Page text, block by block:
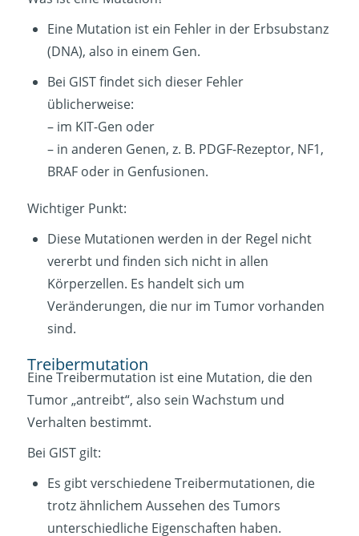
Eine Mutation ist ein Fehler in der Erbsubstanz
(DNA), also in einem Gen.
Bei GIST findet sich dieser Fehler
üblicherweise:
– im KIT-Gen oder
– in anderen Genen, z. B. PDGF-Rezeptor, NF1,
BRAF oder in Genfusionen.
Wichtiger Punkt:
Diese Mutationen werden in der Regel nicht
vererbt und finden sich nicht in allen
Körperzellen. Es handelt sich um
Veränderungen, die nur im Tumor vorhanden
sind.
Treibermutation
Eine Treibermutation ist eine Mutation, die den
Tumor „antreibt“, also sein Wachstum und
Verhalten bestimmt.
Bei GIST gilt:
Es gibt verschiedene Treibermutationen, die
trotz ähnlichem Aussehen des Tumors
unterschiedliche Eigenschaften haben.